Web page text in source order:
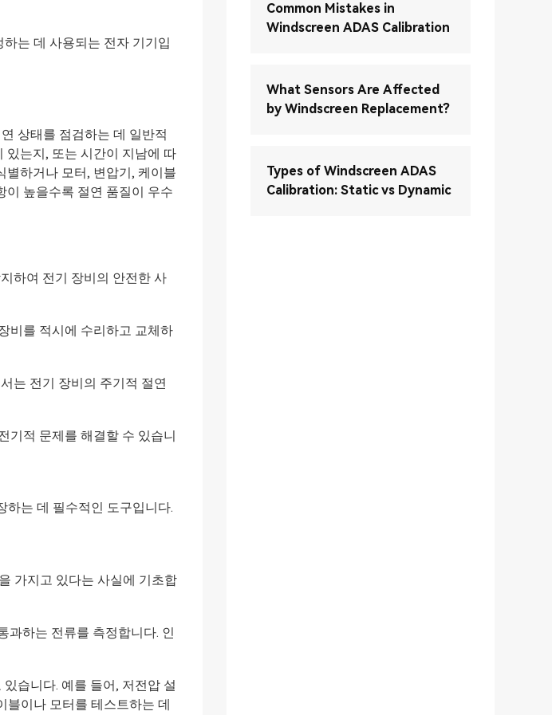
는 데 사용되는 전자 기기입
상태를 점검하는 데 일반적
있는지, 또는 시간이 지남에 따
별하거나 모터, 변압기, 케이블
이 높을수록 절연 품질이 우수
하여 전기 장비의 안전한 사
비를 적시에 수리하고 교체하
는 전기 장비의 주기적 절연
기적 문제를 해결할 수 있습니
하는 데 필수적인 도구입니다.
가지고 있다는 사실에 기초합
과하는 전류를 측정합니다. 인
습니다. 예를 들어, 저전압 설
블이나 모터를 테스트하는 데
Common Mistakes in
Windscreen ADAS Calibration
What Sensors Are Affected
by Windscreen Replacement?
Types of Windscreen ADAS
Calibration: Static vs Dynamic